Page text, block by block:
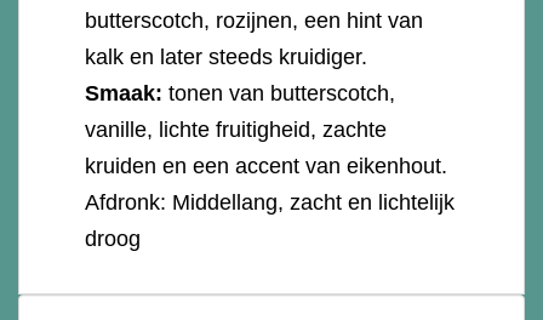
butterscotch, rozijnen, een hint van
kalk en later steeds kruidiger.
Smaak: tonen van butterscotch,
vanille, lichte fruitigheid, zachte
kruiden en een accent van eikenhout.
Afdronk: Middellang, zacht en lichtelijk
droog